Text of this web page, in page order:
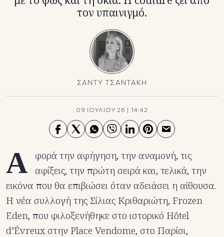
τον υπαινιγμό.
ΣΑΝΤΥ ΤΣΑΝΤΑΚΗ
09 ΙΟΥΛΙΟΥ 26 | 14:42
Α φορά την αφήγηση, την αναμονή, τις
αφίξεις, την πρώτη σειρά και, τελικά, την
εικόνα που θα επιβιώσει όταν αδειάσει η αίθουσα.
Η νέα συλλογή της Σίλιας Κριθαριώτη, Frozen
Eden, που φιλοξενήθηκε στο ιστορικό Hôtel
d’Évreux στην Place Vendome, στο Παρίσι,